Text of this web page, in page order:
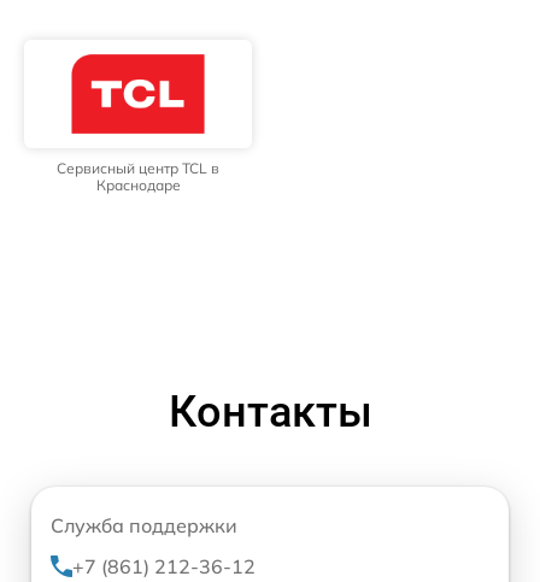
Сервисный центр TCL в
Краснодаре
Контакты
Служба поддержки
+7 (861) 212-36-12